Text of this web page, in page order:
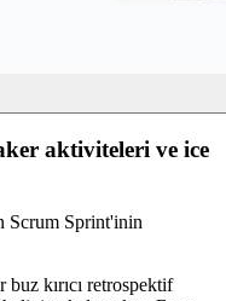
aktiviteleri ve ice
Scrum Sprint'inin
kırıcı retrospektif